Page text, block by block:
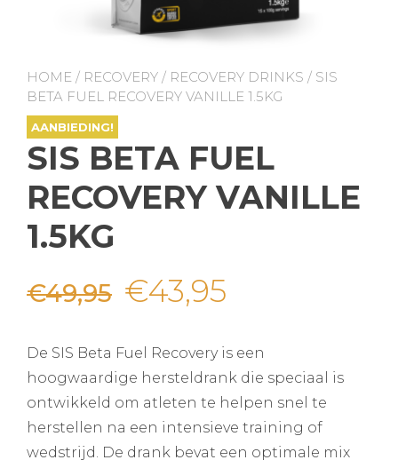
HOME / RECOVERY / RECOVERY DRINKS / SIS
BETA FUEL RECOVERY VANILLE 1.5KG
AANBIEDING!
SIS BETA FUEL
RECOVERY VANILLE
1.5KG
€49,95 Oorspronkelijke
prijs
was:
€49,95.
€43,95
is:
€43,95.
De SIS Beta Fuel Recovery is een
hoogwaardige hersteldrank die speciaal is
ontwikkeld om atleten te helpen snel te
herstellen na een intensieve training of
wedstrijd. De drank bevat een optimale mix